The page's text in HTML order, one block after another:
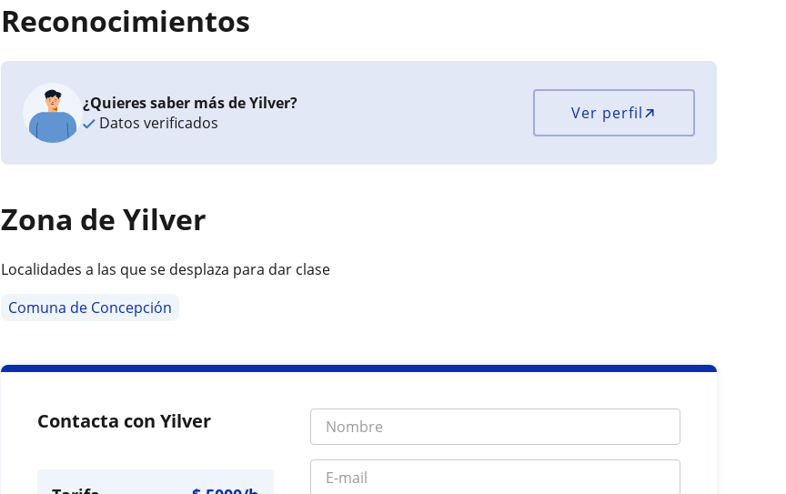
Reconocimientos
¿Quieres saber más de Yilver?
Datos verificados
Ver perfil
Zona de Yilver
Localidades a las que se desplaza para dar clase
Comuna de Concepción
Contacta con Yilver